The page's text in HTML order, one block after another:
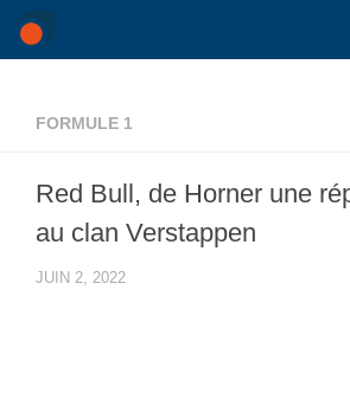
Skip to content
FORMULE 1
Red Bull, de Horner une
au clan Verstappen
JUIN 2, 2022